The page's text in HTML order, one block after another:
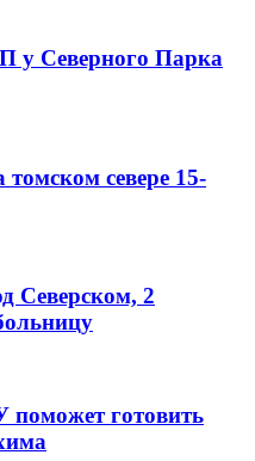
у Северного Парка
севере 15-
Северском, 2
поможет готовить